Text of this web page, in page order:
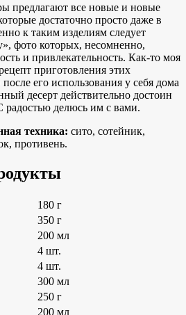
предлагают все новые и новые
достаточно просто даже в
к таким изделиям следует
фото которых, несомненно,
и привлекательность. Как-то моя
приготовления этих
его использования у себя дома
десерт действительно достоин
делюсь им с вами.
техника: сито, сотейник,
противень.
180 г
350 г
200 мл
4 шт.
4 шт.
300 мл
250 г
200 мл